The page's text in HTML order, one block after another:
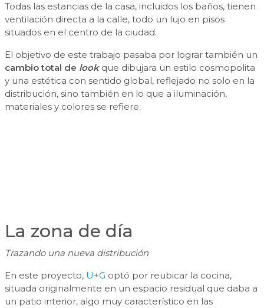
Todas las estancias de la casa, incluidos los baños, tienen
ventilación directa a la calle, todo un lujo en pisos
situados en el centro de la ciudad.
El objetivo de este trabajo pasaba por lograr también un
cambio total de lookque dibujara un estilo cosmopolita
y una estética con sentido global, reflejado no solo en la
distribución, sino también en lo que a iluminación,
materiales y colores se refiere.
La zona de día
Trazando una nueva distribución
En este proyecto, U+G optó por reubicar la cocina,
situada originalmente en un espacio residual que daba a
un patio interior, algo muy característico en las